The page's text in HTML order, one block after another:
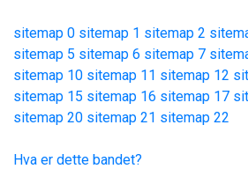
sitemap 0 sitemap 1 sitemap 2
sitemap 5 sitemap 6 sitemap 7
sitemap 10 sitemap 11 sitemap 12
sitemap 15 sitemap 16 sitemap 17
sitemap 20 sitemap 21 sitemap 22
Hva er dette bandet?